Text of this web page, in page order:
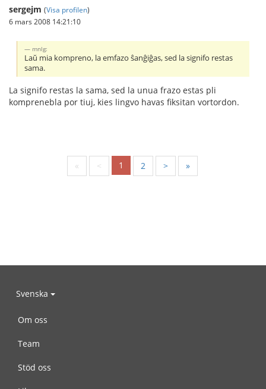
sergejm (Visa profilen)
6 mars 2008 14:21:10
mnlg:
Laŭ mia kompreno, la emfazo ŝanĝiĝas, sed la signifo restas
sama.
La signifo restas la sama, sed la unua frazo estas pli
komprenebla por tiuj, kies lingvo havas fiksitan vortordon.
« < 1 2 > »
Svenska
Om oss
Team
Stöd oss